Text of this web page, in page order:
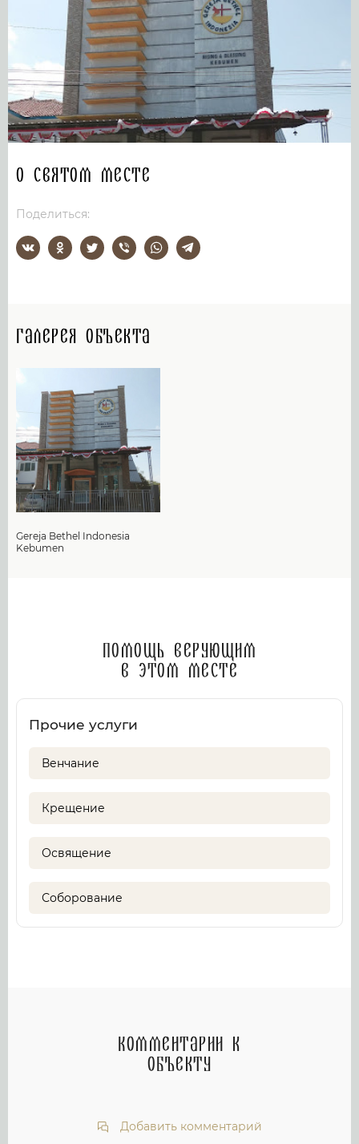
О святом месте
Поделиться:
Галерея объекта
Gereja Bethel Indonesia
Kebumen
Помощь верующим
в этом месте
Прочие услуги
Венчание
Крещение
Освящение
Соборование
Комментарии к
объекту
Добавить комментарий